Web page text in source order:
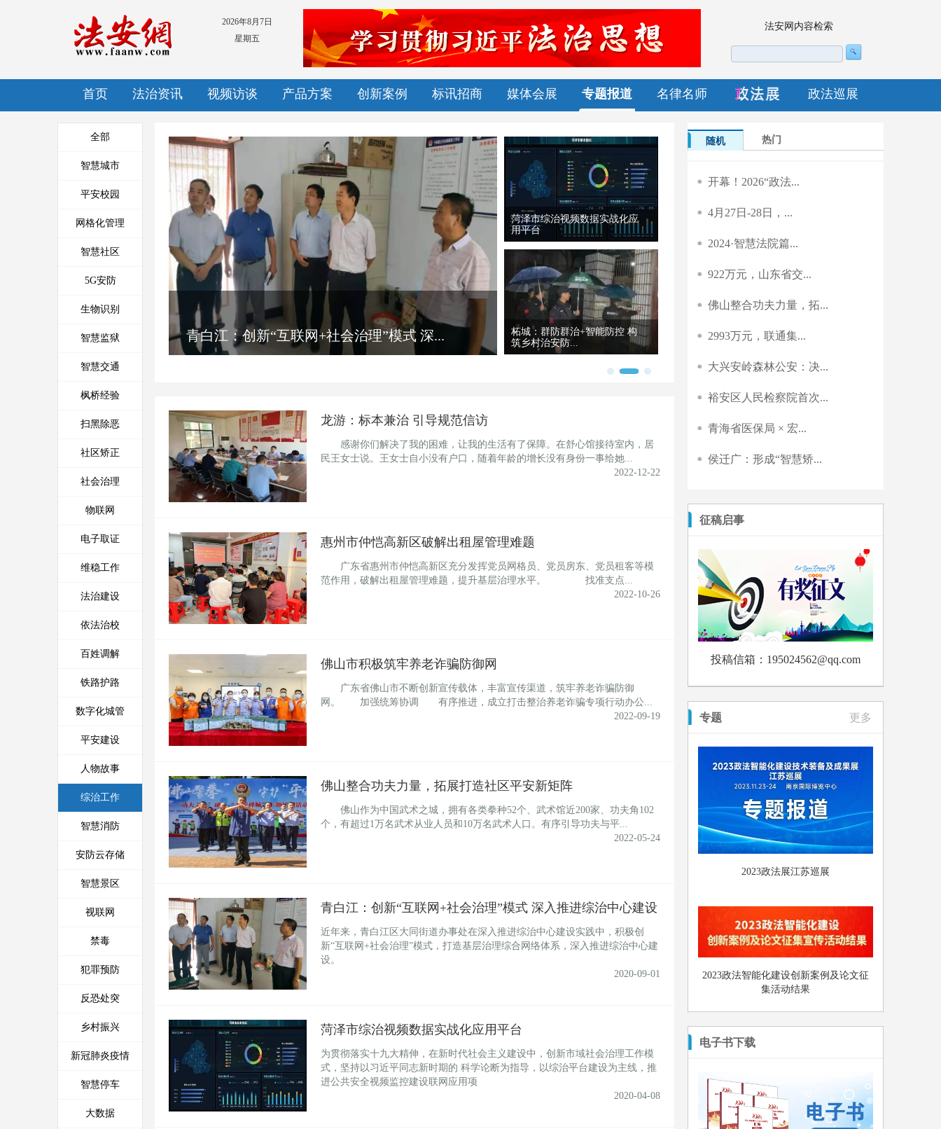
2026年8月7日
星期五
法安网内容检索
首页 法治资讯 视频访谈 产品方案 创新案例 标讯招商 媒体会展 专题报道 名律名师 政法巡展
全部
智慧城市
平安校园
网格化管理
智慧社区
5G安防
生物识别
智慧监狱
智慧交通
枫桥经验
扫黑除恶
社区矫正
社会治理
物联网
电子取证
维稳工作
法治建设
依法治校
百姓调解
铁路护路
数字化城管
平安建设
人物故事
综治工作
智慧消防
安防云存储
智慧景区
视联网
禁毒
犯罪预防
反恐处突
乡村振兴
新冠肺炎疫情
智慧停车
大数据
菏泽市综治视频数据实战化应
柘城：群防群治+智能防控 构
筑乡村治安防...
建好规范化智慧型综治中心
综治信息化平台＋雪亮工程，
精耕大连“智治...
近三年来新疆社会治安状况明
显好转
龙游：标本兼治 引导规范信访
龙游：标本兼治 引导规范信访
感谢你们解决了我的困难，让我的生活有了保障。在舒心馆接待室内，居
民王女士说。王女士自小没有户口，随着年龄的增长没有身份一事给她...
2022-12-22
惠州市仲恺高新区破解出租屋管理难题
广东省惠州市仲恺高新区充分发挥党员网格员、党员房东、党员租客等模
范作用，破解出租屋管理难题，提升基层治理水平。 找准支点...
2022-10-26
佛山市积极筑牢养老诈骗防御网
广东省佛山市不断创新宣传载体，丰富宣传渠道，筑牢养老诈骗防御
网。 加强统筹协调 有序推进，成立打击整治养老诈骗专项行动办公...
2022-09-19
佛山整合功夫力量，拓展打造社区平安新矩阵
佛山作为中国武术之城，拥有各类拳种52个、武术馆近200家、功夫角102
个，有超过1万名武术从业人员和10万名武术人口。有序引导功夫与平...
2022-05-24
青白江：创新“互联网+社会治理”模式 深入推进综治中心建设
近年来，青白江区大同街道办事处在深入推进综治中心建设实践中，积极创
新“互联网+社会治理”模式，打造基层治理综合网络体系，深入推进综治中心建
设。
2020-09-01
菏泽市综治视频数据实战化应用平台
为贯彻落实十九大精伸，在新时代社会主义建设中，创新市域社会治理工作模
式，坚持以习近平同志新时期的 科学论断为指导，以综治平台建设为主线，推
进公共安全视频监控建设联网应用项
2020-04-08
随机 热门
开幕！2026“政法...
4月27日-28日，...
2024·智慧法院篇...
922万元，山东省交...
佛山整合功夫力量，拓...
2993万元，联通集...
大兴安岭森林公安：决...
裕安区人民检察院首次...
青海省医保局 × 宏...
侯迁广：形成“智慧矫...
征稿启事
投稿信箱：195024562@qq.com
专题 更多
2023政法展江苏巡展
2023政法智能化建设创新案例及论文征
集活动结果
电子书下载